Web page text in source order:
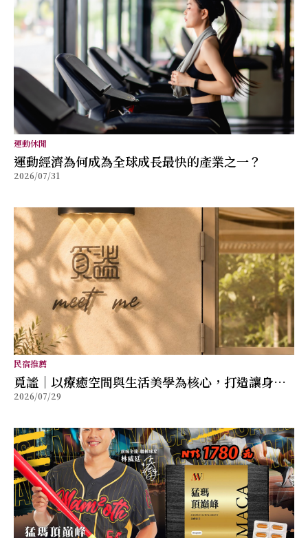
運動休閒
運動經濟為何成為全球成長最快的產業之一？
2026/07/31
民宿推薦
覓謐｜以療癒空間與生活美學為核心，打造讓身心
放鬆的質感生活提案
2026/07/29